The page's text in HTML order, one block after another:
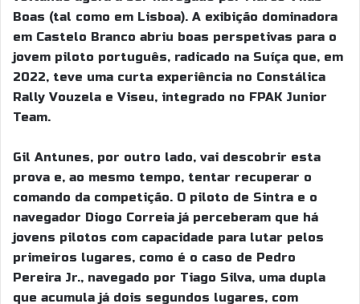
Boas (tal como em Lisboa). A exibição dominadora
em Castelo Branco abriu boas perspetivas para o
jovem piloto português, radicado na Suíça que, em
2022, teve uma curta experiência no Constálica
Rally Vouzela e Viseu, integrado no FPAK Junior
Team.
Gil Antunes, por outro lado, vai descobrir esta
prova e, ao mesmo tempo, tentar recuperar o
comando da competição. O piloto de Sintra e o
navegador Diogo Correia já perceberam que há
jovens pilotos com capacidade para lutar pelos
primeiros lugares, como é o caso de Pedro
Pereira Jr., navegado por Tiago Silva, uma dupla
que acumula já dois segundos lugares, com